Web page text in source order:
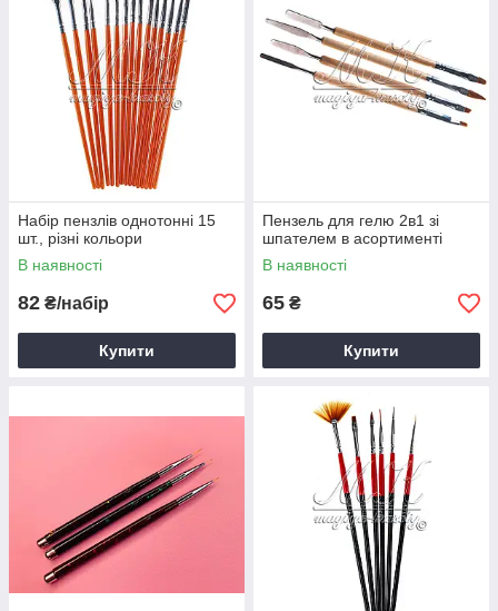
Набір пензлів однотонні 15
шт., різні кольори
В наявності
82 ₴/набір
Купити
Пензель для гелю 2в1 зі
шпателем в асортименті
В наявності
65 ₴
Купити